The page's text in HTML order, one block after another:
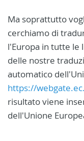
Ma soprattutto
cerchiamo di
l'Europa in tutte le
delle nostre
automatico
https://
risultato viene
dell'Unione